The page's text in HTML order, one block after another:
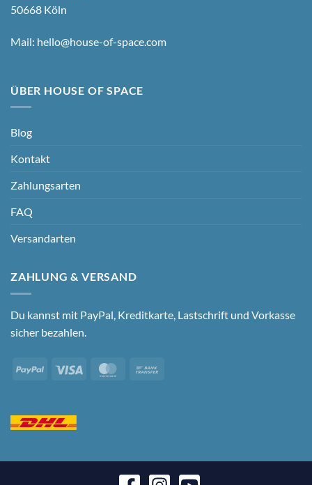
50668 Köln
Mail: hello@house-of-space.com
ÜBER HOUSE OF SPACE
Blog
Kontakt
Zahlungsarten
FAQ
Versandarten
ZAHLUNG & VERSAND
Du kannst mit PayPal, Kreditkarte, Lastschrift und Vorkasse
sicher bezahlen.
PayPal Visa MasterCard